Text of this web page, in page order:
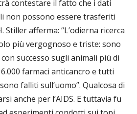
contestare il fatto che i dati
non possono essere trasferiti
Stiller afferma: “L’odierna ricerca
più vergognoso e triste: sono
successo sugli animali più di
farmaci anticancro e tutti
falliti sull’uomo”. Qualcosa di
anche per l’AIDS. E tuttavia fu